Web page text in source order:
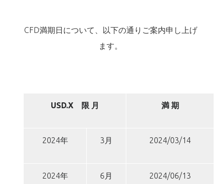
CFD満期日について、以下の通りご案内申し上げ
ます。
USD.X限 月 満 期
2024年 3月 2024/03/14
2024年 6月 2024/06/13